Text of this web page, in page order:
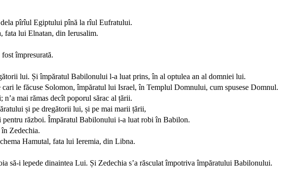
pîrîul Egiptului pînă la rîul Eufratului.
fata lui Elnatan, din Ierusalim.
împresurată.
lui. Și împăratul Babilonului l-a luat prins, în al optulea an al domniei lui.
le făcuse Solomon, împăratul lui Israel, în Templul Domnului, cum spusese Domnul.
mai rămas decît poporul sărac al țării.
și pe dregătorii lui, și pe mai marii țării,
război. Împăratul Babilonului i-a luat robi în Babilon.
Zedechia.
Hamutal, fata lui Ieremia, din Libna.
i lepede dinaintea Lui. Și Zedechia s’a răsculat împotriva împăratului Babilonului.